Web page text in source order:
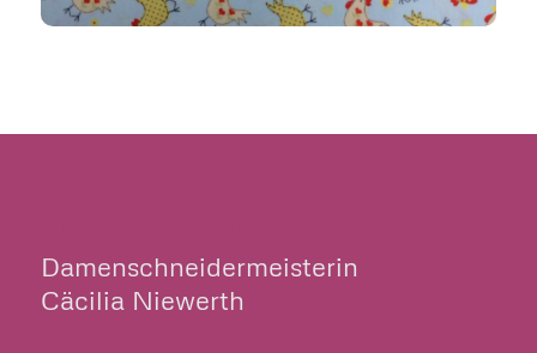
Damenschneidermeisterin
Cäcilia Niewerth